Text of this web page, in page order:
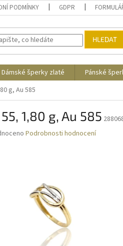
PODMÍNKY GDPR
HLEDAT
Dámské šperky zlaté Pánské
g, Au 585
1,80 g, Au 585
Podrobnosti hodnocení